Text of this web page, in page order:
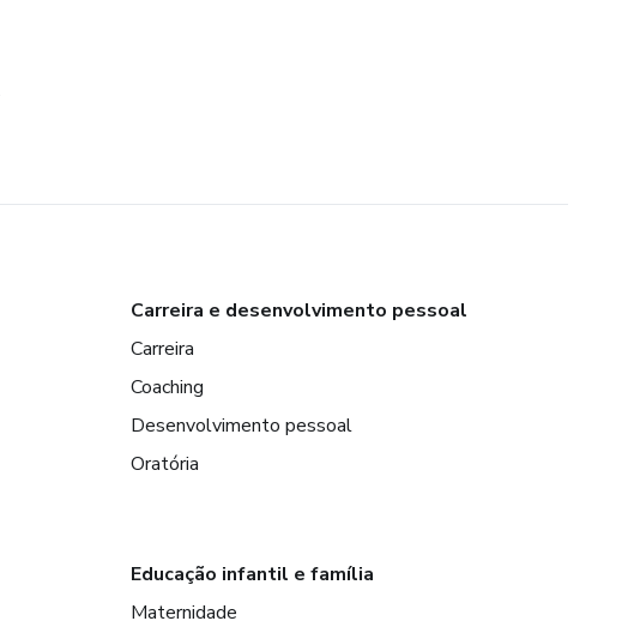
Carreira e desenvolvimento pessoal
Carreira
Coaching
Desenvolvimento pessoal
Oratória
Educação infantil e família
Maternidade